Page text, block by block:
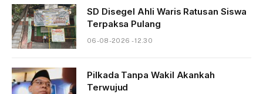
SD Disegel Ahli Waris Ratusan Siswa
Terpaksa Pulang
06-08-2026 - 12.30
Pilkada Tanpa Wakil Akankah
Terwujud